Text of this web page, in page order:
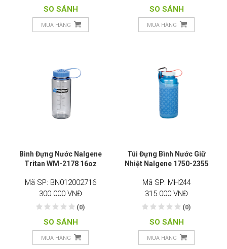
SO SÁNH
MUA HÀNG
SO SÁNH
MUA HÀNG
Bình Đựng Nước Nalgene
Tritan WM-2178 16oz
Mã SP: BN012002716
300.000 VNĐ
(0)
SO SÁNH
MUA HÀNG
Túi Đựng Bình Nước Giữ
Nhiệt Nalgene 1750-2355
Mã SP: MH244
315.000 VNĐ
(0)
SO SÁNH
MUA HÀNG